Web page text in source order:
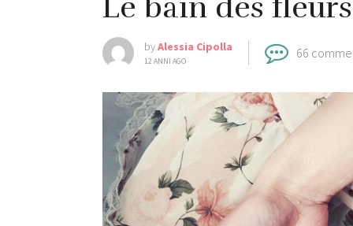
byAlessia Cipolla
12 ANNI AGO
66